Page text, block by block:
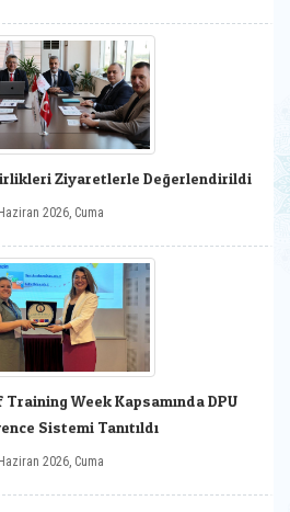
Ziyaretlerle Değerlendirildi
2026, Cuma
Week Kapsamında DPU
Sistemi Tanıtıldı
2026, Cuma